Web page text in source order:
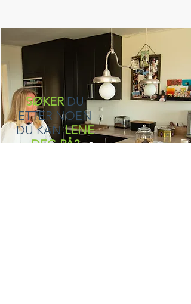
SØKER DU
ETTER NOEN
DU KAN LENE
DEG PÅ?